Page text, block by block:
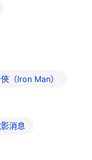
（Iron Man）
消息